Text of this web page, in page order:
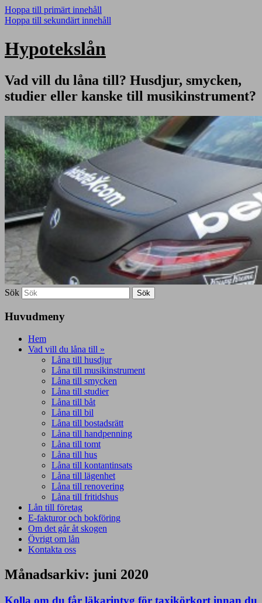
Hoppa till primärt innehåll
Hoppa till sekundärt innehåll
Hypotekslån
Vad vill du låna till? Husdjur, smycken,
studier eller kanske till musikinstrument?
Sök
Huvudmeny
Hem
Vad vill du låna till »
Låna till husdjur
Låna till musikinstrument
Låna till smycken
Låna till studier
Låna till båt
Låna till bil
Låna till bostadsrätt
Låna till handpenning
Låna till tomt
Låna till hus
Låna till kontantinsats
Låna till lägenhet
Låna till renovering
Låna till fritidshus
Lån till företag
E-fakturor och bokföring
Om det går åt skogen
Övrigt om lån
Kontakta oss
Månadsarkiv: juni 2020
Kolla om du får läkarintyg för taxikörkort innan du